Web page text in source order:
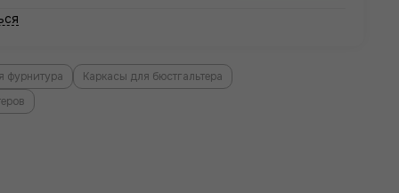
фурнитура
Каркасы для бюстгальтера